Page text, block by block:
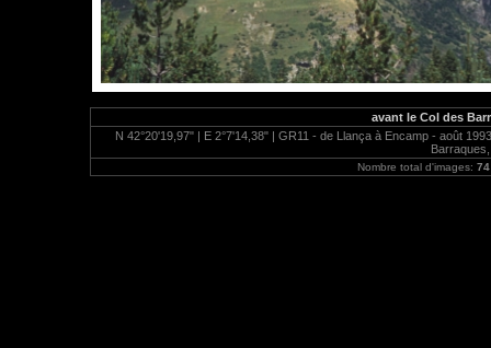
avant le Col des
N 42°20'19,97" | E 2°7'14,38" | GR11 - de Llança à Encamp - août
Nombre total d'images: 74